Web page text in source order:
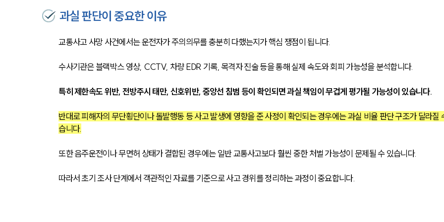
과실 판단이 중요한 이유
교통사고 사망 사건에서는 운전자가 주의의무를 충분히 다했는지가 핵심 쟁점이 됩니다.
수사기관은 블랙박스 영상, CCTV, 차량 EDR 기록, 목격자 진술 등을 통해 실제 속도와 회피 가능성을 분석합니다.
특히 제한속도 위반, 전방주시 태만, 신호위반, 중앙선 침범 등이 확인되면 과실 책임이 무겁게 평가될 가능성이 있습니다.
반대로 피해자의 무단횡단이나 돌발행동 등 사고 발생에 영향을 준 사정이 확인되는 경우에는 과실 비율 판단 구조가 달라질
습니다.
또한 음주운전이나 무면허 상태가 결합된 경우에는 일반 교통사고보다 훨씬 중한 처벌 가능성이 문제될 수 있습니다.
따라서 초기 조사 단계에서 객관적인 자료를 기준으로 사고 경위를 정리하는 과정이 중요합니다.